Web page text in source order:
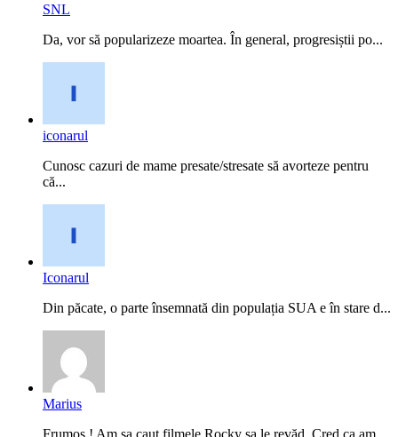
SNL
Da, vor să popularizeze moartea. În general, progresiștii po...
iconarul
Cunosc cazuri de mame presate/stresate să avorteze pentru
că...
Iconarul
Din păcate, o parte însemnată din populația SUA e în stare d...
Marius
Frumos ! Am sa caut filmele Rocky sa le revăd. Cred ca am